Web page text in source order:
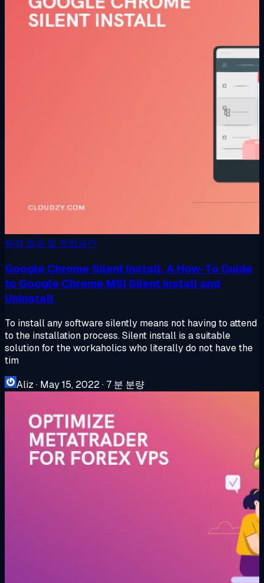
원격 접속 및 작업공간
Google Chrome Silent Install. A How-To Guide
to Google Chrome MSI Silent Install and
Uninstall
To install any software silently means not having to attend
to the installation process. Silent install is a suitable
solution for the workaholics who literally do not have the
tim
Aliz · May 15, 2022· 7 분 분량